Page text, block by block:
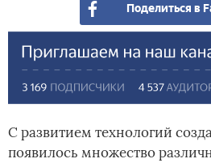
Поделиться в
С развитием технологий
появилось множество